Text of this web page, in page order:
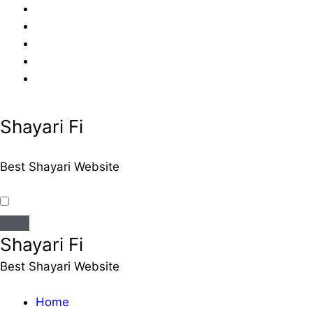
content
Shayari Fi
Best Shayari Website
Shayari Fi
Best Shayari Website
Home